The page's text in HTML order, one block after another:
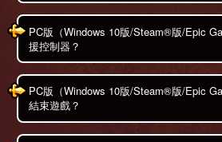
PC版（Windows 10版/Steam®版/Epic
援控制器？
PC版（Windows 10版/Steam®版/Epic
結束遊戲？